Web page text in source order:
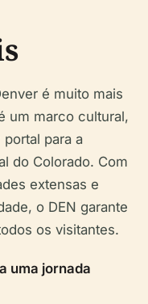
é muito mais
um marco cultural,
para a
do Colorado. Com
extensas e
o DEN garante
os visitantes.
uma jornada